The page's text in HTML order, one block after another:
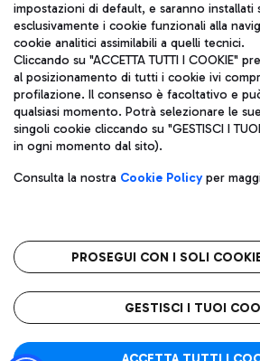
Pizza
Gelateria
Wine Bar & Sparkling
Autobus
Scopri le linee di autobus per
Leonardo Da Vinci.
Raggiungi l’aeroporto senza pensieri
Ristoranti
Scopri la nostra offerta per una pausa
Mappa Aeroporto Fiumicino
Aeroporti di Roma S.p.A. - Società
coordinamento di Mundys S.p.A.
Codice fiscale e Registro delle Imprese di
IVA 06572251004
Capitale sociale 62.224.743,00 int. vers.
Sede legale: Via Pier Paolo Racchetti 1 -
telefono +39 06 65951
Privacy policy
Note
Roma FCO
L'aeroporto
impostazioni di default, e saranno installati
esclusivamente i cookie funzionali alla
cookie analitici assimilabili a quelli tecnici.
Cliccando su "ACCETTA TUTTI I COOKIE"
al posizionamento di tutti i cookie ivi
profilazione. Il consenso è facoltativo e
qualsiasi momento. Potrà selezionare le
singoli cookie cliccando su "GESTISCI I
in ogni momento dal sito).
Consulta la nostra Cookie Policyper
PROSEGUI CON I SOLI
GESTISCI I TUOI